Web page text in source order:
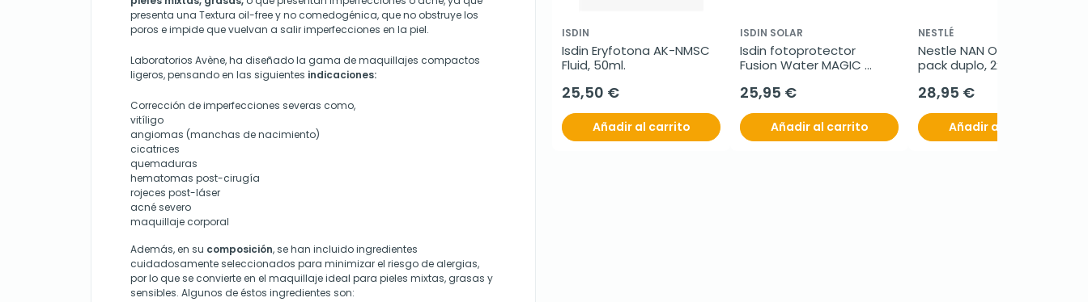
presenta una Textura oil-free y no comedogénica, que no obstruye los
poros e impide que vuelvan a salir imperfecciones en la piel.
Laboratorios Avène, ha diseñado la gama de maquillajes compactos
ligeros, pensando en las siguientes indicaciones:
Corrección de imperfecciones severas como,
vitíligo
angiomas (manchas de nacimiento)
cicatrices
quemaduras
hematomas post-cirugía
rojeces post-láser
acné severo
maquillaje corporal
Además, en su composición, se han incluido ingredientes
cuidadosamente seleccionados para minimizar el riesgo de alergias,
por lo que se convierte en el maquillaje ideal para pieles mixtas, grasas y
sensibles. Algunos de éstos ingredientes son:
ISDIN
Isdin Eryfotona AK-NMSC
Fluid, 50ml.
25,50 €
Añadir al carrito
ISDIN SOLAR
Isdin fotoprotector
Fusion Water MAGIC
ml
25,95 €
Añadir al carrito
NESTLÉ
Nestle NAN Optipro 3
pack duplo, 2x800 g
28,95 €
Añadir al carrito